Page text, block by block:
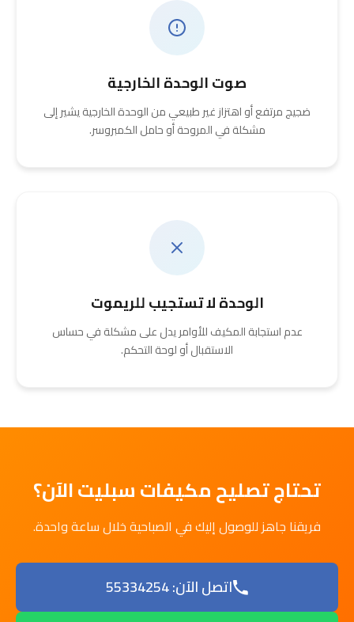
صوت الوحدة الخارجية
ضجيج مرتفع أو اهتزاز غير طبيعي من الوحدة الخارجية يشير إلى
مشكلة في المروحة أو حامل الكمبروسر.
الوحدة لا تستجيب للريموت
عدم استجابة المكيف للأوامر يدل على مشكلة في حساس
الاستقبال أو لوحة التحكم.
تحتاج تصليح مكيفات سبليت الآن؟
فريقنا جاهز للوصول إليك في الصباحية خلال ساعة واحدة.
اتصل الآن: 55334254